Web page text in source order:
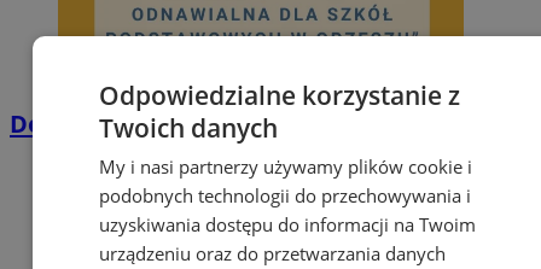
Dotacja z Unii Europejskiej
Odpowiedzialne korzystanie z
Twoich danych
My i nasi partnerzy używamy plików cookie i
podobnych technologii do przechowywania i
uzyskiwania dostępu do informacji na Twoim
urządzeniu oraz do przetwarzania danych